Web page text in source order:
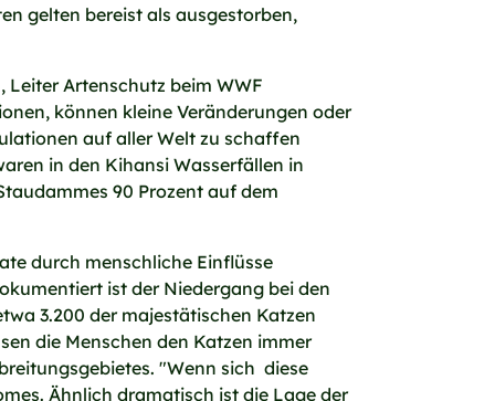
gelten bereist als ausgestorben,
Leiter Artenschutz beim WWF
können kleine Veränderungen oder
auf aller Welt zu schaffen
in den Kihansi Wasserfällen in
90 Prozent auf dem
durch menschliche Einflüsse
ist der Niedergang bei den
3.200 der majestätischen Katzen
die Menschen den Katzen immer
"Wenn sich diese
Ähnlich dramatisch ist die Lage der